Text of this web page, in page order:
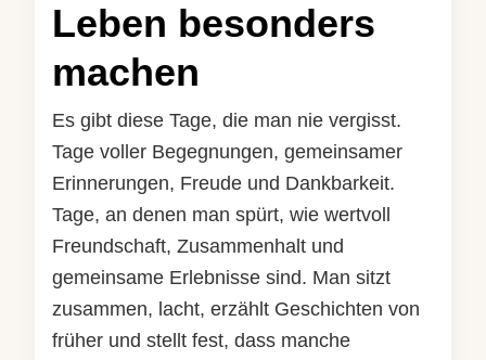
Leben besonders
machen
Es gibt diese Tage, die man nie vergisst.
Tage voller Begegnungen, gemeinsamer
Erinnerungen, Freude und Dankbarkeit.
Tage, an denen man spürt, wie wertvoll
Freundschaft, Zusammenhalt und
gemeinsame Erlebnisse sind. Man sitzt
zusammen, lacht, erzählt Geschichten von
früher und stellt fest, dass manche